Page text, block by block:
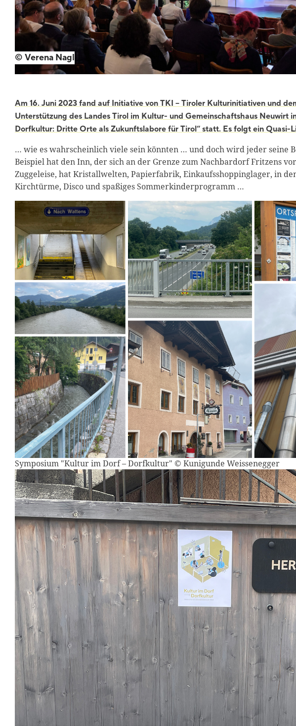
© Verena Nagl
Am 16. Juni 2023 fand auf Initiative von TKI – Tiroler Kulturinitiativen und
Unterstützung des Landes Tirol im Kultur- und Gemeinschaftshaus Neuwirt
Dorfkultur: Dritte Orte als Zukunftslabore für Tirol“ statt. Es folgt ein
… wie es wahrscheinlich viele sein könnten … und doch wird jeder seine
Beispiel hat den Inn, der sich an der Grenze zum Nachbardorf Fritzens
Zuggeleise, hat Kristallwelten, Papierfabrik, Einkaufsshoppinglager, in
Kirchtürme, Disco und spaßiges Sommerkinderprogramm …
Symposium "Kultur im Dorf – Dorfkultur" © Kunigunde Weissenegger